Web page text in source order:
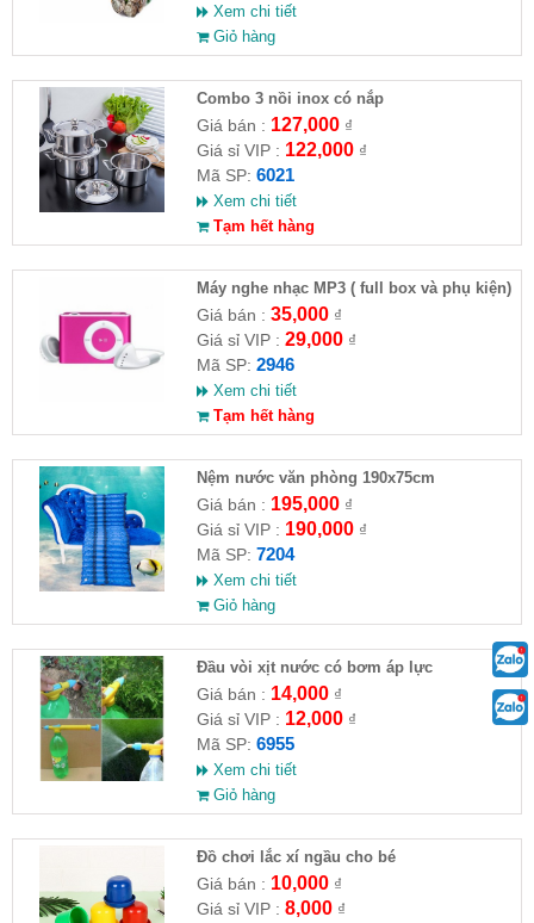
Xem chi tiết
Giỏ hàng
Combo 3 nồi inox có nắp
Giá bán : 127,000₫
Giá sỉ VIP : 122,000₫
Mã SP: 6021
Xem chi tiết
Tạm hết hàng
Máy nghe nhạc MP3 ( full box và phụ kiện)
Giá bán : 35,000₫
Giá sỉ VIP : 29,000₫
Mã SP: 2946
Xem chi tiết
Tạm hết hàng
Nệm nước văn phòng 190x75cm
Giá bán : 195,000₫
Giá sỉ VIP : 190,000₫
Mã SP: 7204
Xem chi tiết
Giỏ hàng
Đầu vòi xịt nước có bơm áp lực
Giá bán : 14,000₫
Giá sỉ VIP : 12,000₫
Mã SP: 6955
Xem chi tiết
Giỏ hàng
Đồ chơi lắc xí ngầu cho bé
Giá bán : 10,000₫
Giá sỉ VIP : 8,000₫